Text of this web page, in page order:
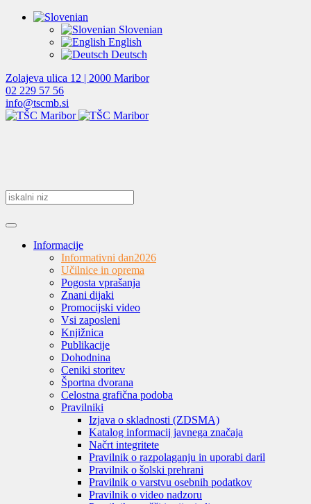
Slovenian
English
Deutsch
Zolajeva ulica 12 | 2000 Maribor
02 229 57 56
info@tscmb.si
Informacije
Informativni dan2026
Učilnice in oprema
Pogosta vprašanja
Znani dijaki
Promocijski video
Vsi zaposleni
Knjižnica
Publikacije
Dohodnina
Ceniki storitev
Športna dvorana
Celostna grafična podoba
Pravilniki
Izjava o skladnosti (ZDSMA)
Katalog informacij javnega značaja
Načrt integritete
Pravilnik o razpolaganju in uporabi daril
Pravilnik o šolski prehrani
Pravilnik o varstvu osebnih podatkov
Pravilnik o video nadzoru